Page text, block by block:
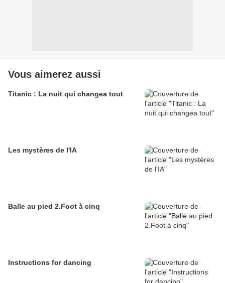
Vous aimerez aussi
Titanic : La nuit qui changea tout
Les mystères de l'IA
Balle au pied 2.Foot à cinq
Instructions for dancing